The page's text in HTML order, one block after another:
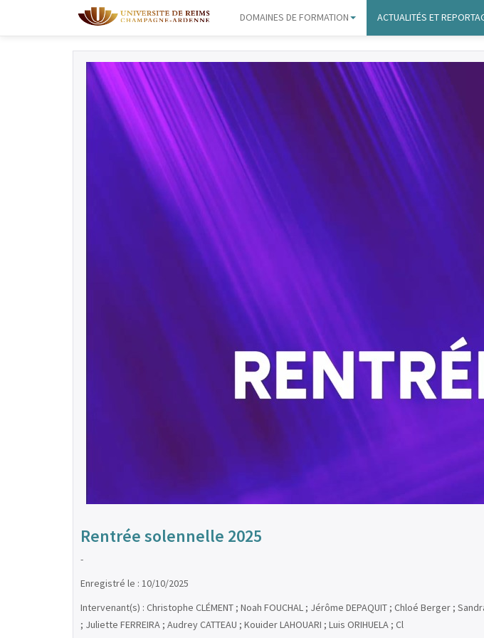
DOMAINES DE FORMATION ACTUALITÉS ET
Rentrée solennelle 2025
-
Enregistré le : 10/10/2025
Intervenant(s) : Christophe CLÉMENT ; Noah FOUCHAL ; Jérôme DEPAQUIT ; Chloé Berger ;
; Juliette FERREIRA ; Audrey CATTEAU ; Kouider LAHOUARI ; Luis ORIHUELA ; Cl